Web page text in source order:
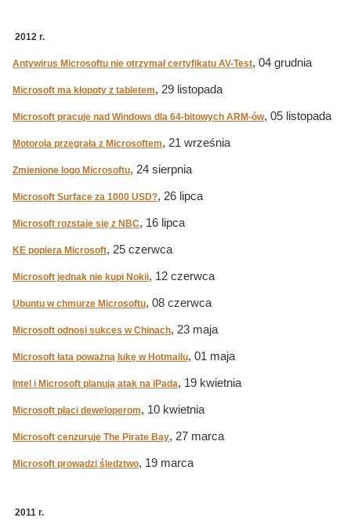
2012 r.
Antywirus Microsoftu nie otrzymał certyfikatu AV-Test, 04 grudnia
Microsoft ma kłopoty z tabletem, 29 listopada
Microsoft pracuje nad Windows dla 64-bitowych ARM-ów, 05 listopada
Motorola przegrała z Microsoftem, 21 września
Zmienione logo Microsoftu, 24 sierpnia
Microsoft Surface za 1000 USD?, 26 lipca
Microsoft rozstaje się z NBC, 16 lipca
KE popiera Microsoft, 25 czerwca
Microsoft jednak nie kupi Nokii, 12 czerwca
Ubuntu w chmurze Microsoftu, 08 czerwca
Microsoft odnosi sukces w Chinach, 23 maja
Microsoft łata poważną lukę w Hotmailu, 01 maja
Intel i Microsoft planują atak na iPada, 19 kwietnia
Microsoft płaci deweloperom, 10 kwietnia
Microsoft cenzuruje The Pirate Bay, 27 marca
Microsoft prowadzi śledztwo, 19 marca
2011 r.